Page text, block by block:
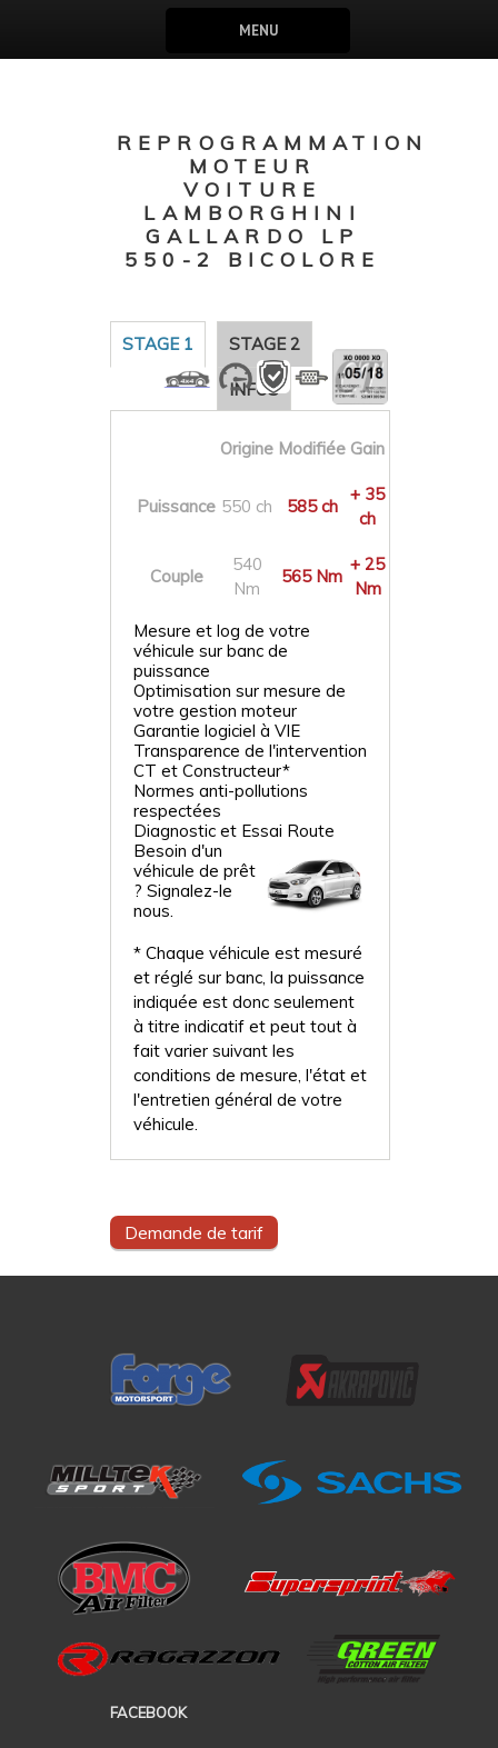
MENU
REPROGRAMMATION
MOTEUR
VOITURE
LAMBORGHINI
GALLARDO LP
550-2 BICOLORE
STAGE 1 STAGE 2
INFOS
Origine Modifiée Gain
Puissance 550 ch 585 ch
+ 35
ch
Couple
540
Nm
565 Nm
+ 25
Nm
Mesure et log de votre
véhicule sur banc de
puissance
Optimisation sur mesure de
votre gestion moteur
Garantie logiciel à VIE
Transparence de l'intervention
CT et Constructeur*
Normes anti-pollutions
respectées
Diagnostic et Essai Route
Besoin d'un
véhicule de prêt
? Signalez-le
nous.
* Chaque véhicule est mesuré
et réglé sur banc, la puissance
indiquée est donc seulement
à titre indicatif et peut tout à
fait varier suivant les
conditions de mesure, l'état et
l'entretien général de votre
véhicule.
Demande de tarif
FACEBOOK